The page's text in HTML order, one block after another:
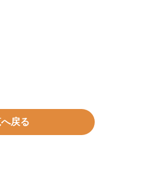
戻る